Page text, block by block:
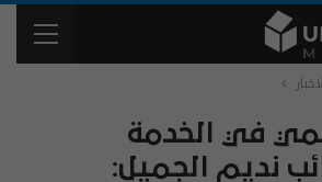
في الخدمة
نديم الجميل: